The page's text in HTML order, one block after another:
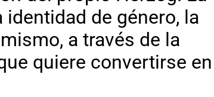
de género, la
a través de la
quiere convertirse en